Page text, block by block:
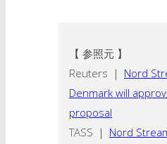
【 参照元 】
Reuters ｜ Nord
Denmark will
proposal
TASS ｜ Nord